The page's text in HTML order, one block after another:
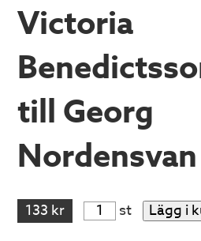
Victoria
till Georg
Nordensvan
133 kr st Lägg i